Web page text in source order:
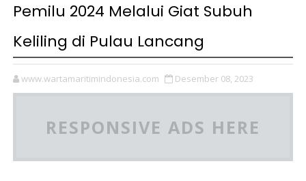
Pemilu 2024 Melalui Giat Subuh
Keliling di Pulau Lancang
www.wartamaritimindonesia.com Desember 08, 2023
RESPONSIVE ADS HERE